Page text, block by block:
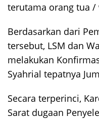
terutama orang tua /
Berdasarkan dari
tersebut, LSM dan
melakukan
Syahrial tepatnya
Secara terperinci,
Sarat dugaan